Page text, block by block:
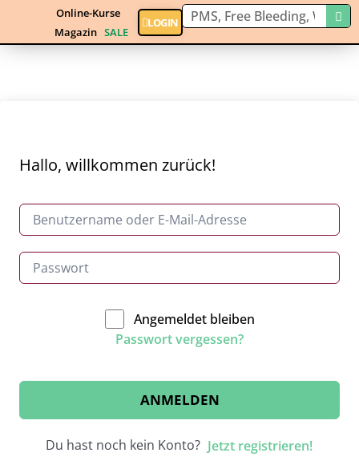
Online-Kurse
Magazin SALE
LOGIN
Hallo, willkommen zurück!
Angemeldet bleiben
Passwort vergessen?
ANMELDEN
Du hast noch kein Konto? Jetzt registrieren!